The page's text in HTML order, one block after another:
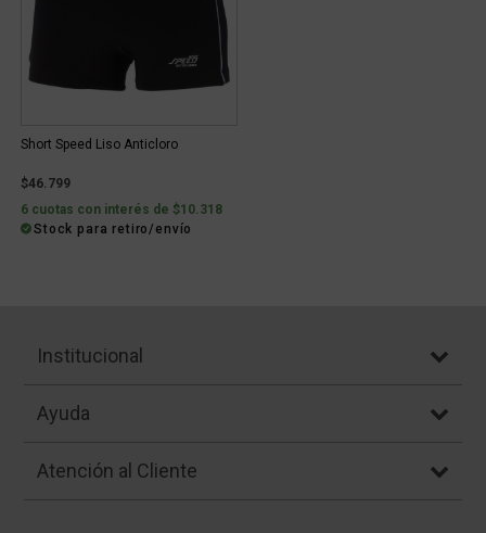
Short Speed Liso Anticloro
$46.799
6 cuotas con interés de $10.318
Stock para retiro/envío
Institucional
Ayuda
Atención al Cliente